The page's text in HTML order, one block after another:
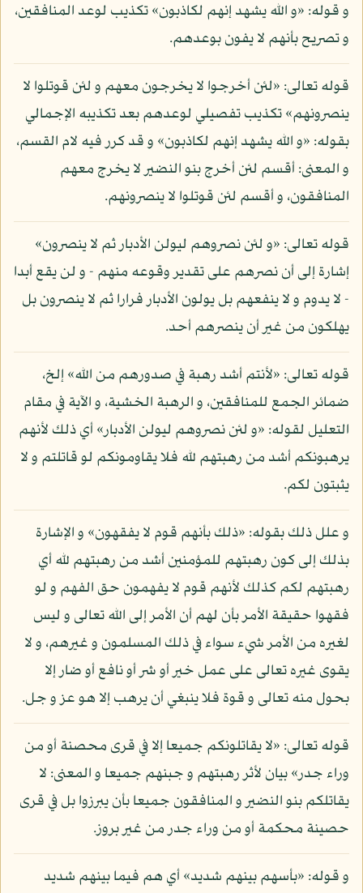
و قوله: «و الله يشهد إنهم لكاذبون» تكذيب لوعد المنافقين،
و تصريح بأنهم لا يفون بوعدهم.
قوله تعالى: «لئن أخرجوا لا يخرجون معهم و لئن قوتلوا لا
ينصرونهم» تكذيب تفصيلي لوعدهم بعد تكذيبه الإجمالي
بقوله: «و الله يشهد إنهم لكاذبون» و قد كرر فيه لام القسم،
و المعنى: أقسم لئن أخرج بنو النضير لا يخرج معهم
المنافقون، و أقسم لئن قوتلوا لا ينصرونهم.
قوله تعالى: «و لئن نصروهم ليولن الأدبار ثم لا ينصرون»
إشارة إلى أن نصرهم على تقدير وقوعه منهم - و لن يقع أبدا
- لا يدوم و لا ينفعهم بل يولون الأدبار فرارا ثم لا ينصرون بل
يهلكون من غير أن ينصرهم أحد.
قوله تعالى: «لأنتم أشد رهبة في صدورهم من الله» إلخ،
ضمائر الجمع للمنافقين، و الرهبة الخشية، و الآية في مقام
التعليل لقوله: «و لئن نصروهم ليولن الأدبار» أي ذلك لأنهم
يرهبونكم أشد من رهبتهم لله فلا يقاومونكم لو قاتلتم و لا
يثبتون لكم.
و علل ذلك بقوله: «ذلك بأنهم قوم لا يفقهون» و الإشارة
بذلك إلى كون رهبتهم للمؤمنين أشد من رهبتهم لله أي
رهبتهم لكم كذلك لأنهم قوم لا يفهمون حق الفهم و لو
فقهوا حقيقة الأمر بأن لهم أن الأمر إلى الله تعالى و ليس
لغيره من الأمر شيء سواء في ذلك المسلمون و غيرهم، و لا
يقوى غيره تعالى على عمل خير أو شر أو نافع أو ضار إلا
بحول منه تعالى و قوة فلا ينبغي أن يرهب إلا هو عز و جل.
قوله تعالى: «لا يقاتلونكم جميعا إلا في قرى محصنة أو من
وراء جدر» بيان لأثر رهبتهم و جبنهم جميعا و المعنى: لا
يقاتلكم بنو النضير و المنافقون جميعا بأن يبرزوا بل في قرى
حصينة محكمة أو من وراء جدر من غير بروز.
و قوله: «بأسهم بينهم شديد» أي هم فيما بينهم شديد